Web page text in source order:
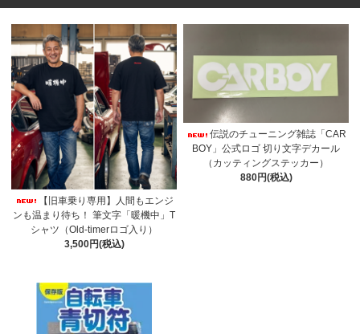
【旧車乗り専用】人間もエンジ
ンも温まり待ち！ 筆文字「暖機中」T
シャツ（Old-timerロゴ入り）
3,500円(税込)
伝説のチューニング雑誌「CAR
BOY」公式ロゴ 切り文字デカール
（カッティングステッカー）
880円(税込)